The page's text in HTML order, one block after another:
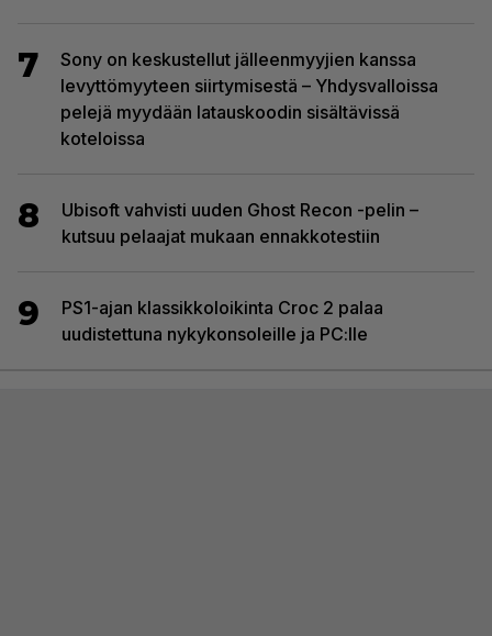
7
Sony on keskustellut jälleenmyyjien kanssa
levyttömyyteen siirtymisestä – Yhdysvalloissa
pelejä myydään latauskoodin sisältävissä
koteloissa
8
Ubisoft vahvisti uuden Ghost Recon -pelin –
kutsuu pelaajat mukaan ennakkotestiin
9
PS1-ajan klassikkoloikinta Croc 2 palaa
uudistettuna nykykonsoleille ja PC:lle